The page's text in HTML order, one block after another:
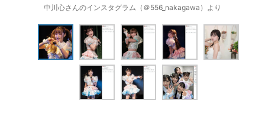
中川心さんのインスタグラム（＠556_nakagawa）より